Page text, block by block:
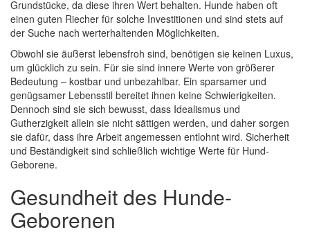
Grundstücke, da diese ihren Wert behalten. Hunde haben oft
einen guten Riecher für solche Investitionen und sind stets auf
der Suche nach werterhaltenden Möglichkeiten.
Obwohl sie äußerst lebensfroh sind, benötigen sie keinen Luxus,
um glücklich zu sein. Für sie sind innere Werte von größerer
Bedeutung – kostbar und unbezahlbar. Ein sparsamer und
genügsamer Lebensstil bereitet ihnen keine Schwierigkeiten.
Dennoch sind sie sich bewusst, dass Idealismus und
Gutherzigkeit allein sie nicht sättigen werden, und daher sorgen
sie dafür, dass ihre Arbeit angemessen entlohnt wird. Sicherheit
und Beständigkeit sind schließlich wichtige Werte für Hund-
Geborene.
Gesundheit des Hunde-
Geborenen